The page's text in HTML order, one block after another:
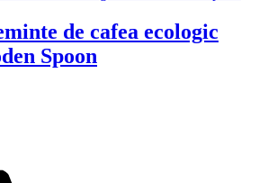
de cafea ecologic
Spoon